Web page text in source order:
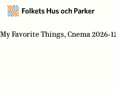
My Favorite Things, Cnema 2026-